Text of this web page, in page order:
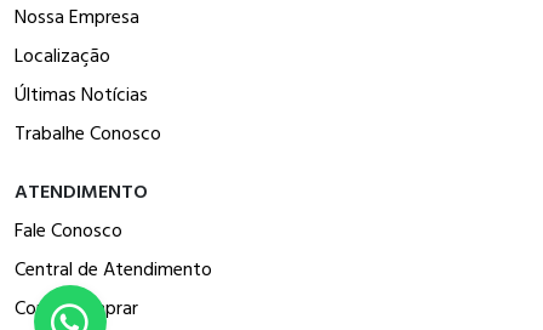
Nossa Empresa
Localização
Últimas Notícias
Trabalhe Conosco
ATENDIMENTO
Fale Conosco
Central de Atendimento
Como Comprar